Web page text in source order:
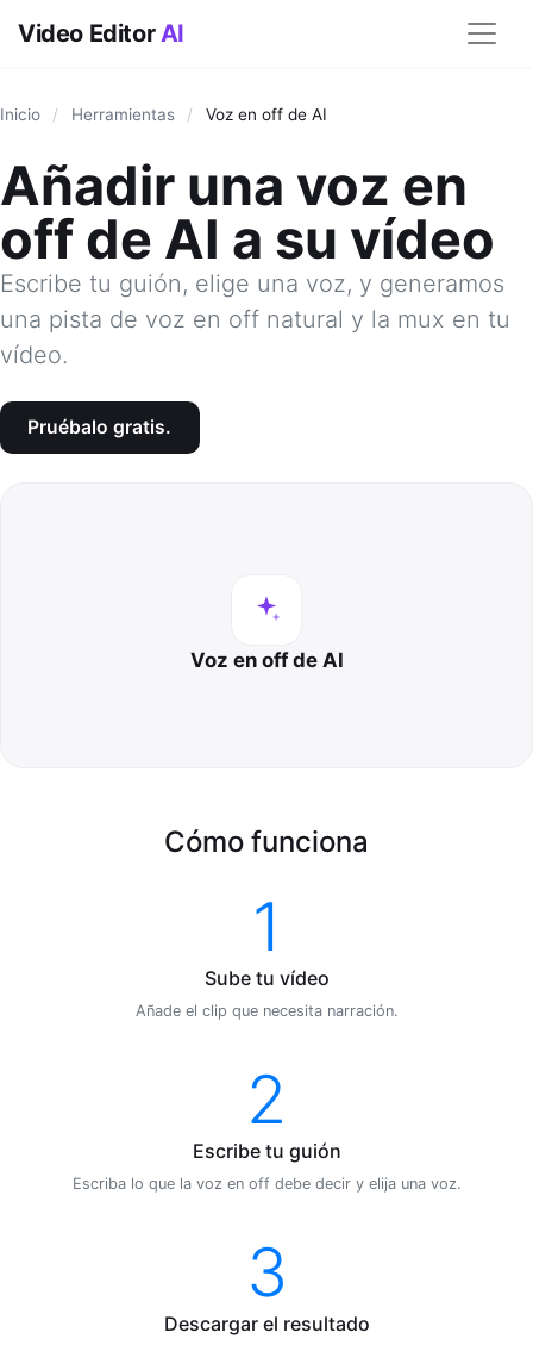
Video EditorAI
Inicio / Herramientas / Voz en off de AI
Añadir una voz en
off de AI a su vídeo
Escribe tu guión, elige una voz, y generamos
una pista de voz en off natural y la mux en tu
vídeo.
Pruébalo gratis.
Voz en off de AI
Cómo funciona
1
Sube tu vídeo
Añade el clip que necesita narración.
2
Escribe tu guión
Escriba lo que la voz en off debe decir y elija una voz.
3
Descargar el resultado